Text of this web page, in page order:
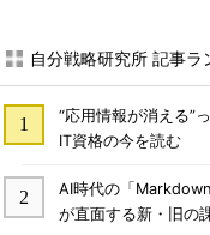
自分戦略研究所 記事ラ
“応用情報が消える
IT資格の今を読む
AI時代の「
が直面する新・旧の